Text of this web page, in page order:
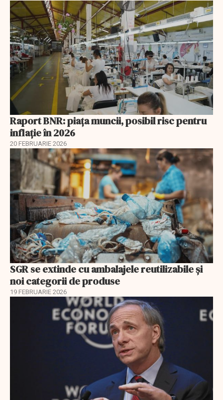
Raport BNR: piața muncii, posibil risc pentru
inflație în 2026
20 FEBRUARIE 2026
SGR se extinde cu ambalajele reutilizabile și
noi categorii de produse
19 FEBRUARIE 2026